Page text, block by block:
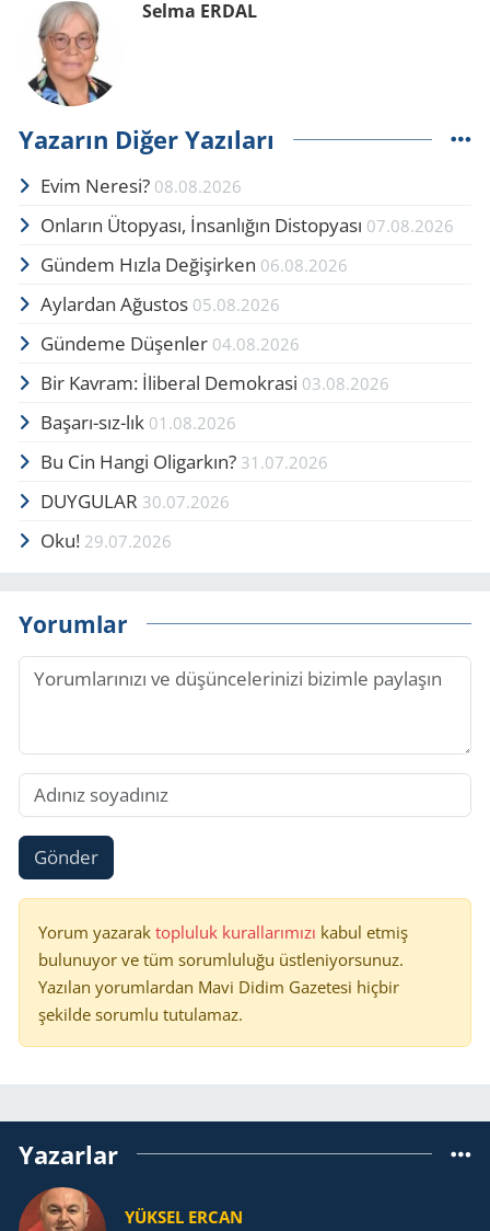
Selma ERDAL
Yazarın Diğer Yazıları
Evim Neresi? 08.08.2026
Onların Ütopyası, İnsanlığın Distopyası 07.08.2026
Gündem Hızla Değişirken 06.08.2026
Aylardan Ağustos 05.08.2026
Gündeme Düşenler 04.08.2026
Bir Kavram: İliberal Demokrasi 03.08.2026
Başarı-sız-lık 01.08.2026
Bu Cin Hangi Oligarkın? 31.07.2026
DUYGULAR 30.07.2026
Oku! 29.07.2026
Yorumlar
Gönder
Yorum yazarak topluluk kurallarımızı kabul etmiş
bulunuyor ve tüm sorumluluğu üstleniyorsunuz.
Yazılan yorumlardan Mavi Didim Gazetesi hiçbir
şekilde sorumlu tutulamaz.
Yazarlar
YÜKSEL ERCAN